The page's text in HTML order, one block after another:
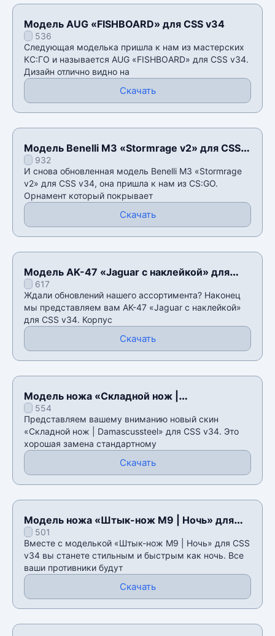
Модель AUG «FISHBOARD» для CSS v34
536
Следующая моделька пришла к нам из мастерских
КС:ГО и называется AUG «FISHBOARD» для CSS v34.
Дизайн отлично видно на
Скачать
Модель Benelli M3 «Stormrage v2» для CSS
v34932
И снова обновленная модель Benelli M3 «Stormrage
v2» для CSS v34, она пришла к нам из CS:GO.
Орнамент который покрывает
Скачать
Модель AK-47 «Jaguar с наклейкой» для
CSS v34
617
Ждали обновлений нашего ассортимента? Наконец
мы представляем вам AK-47 «Jaguar с наклейкой»
для CSS v34. Корпус
Скачать
Модель ножа «Складной нож |
Damascussteel» для CSS v34
554
Представляем вашему вниманию новый скин
«Складной нож | Damascussteel» для CSS v34. Это
хорошая замена стандартному
Скачать
Модель ножа «Штык-нож M9 | Ночь» для
CSS v34
501
Вместе с моделькой «Штык-нож M9 | Ночь» для CSS
v34 вы станете стильным и быстрым как ночь. Все
ваши противники будут
Скачать